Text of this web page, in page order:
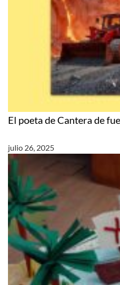
El poeta de Cantera de
julio 26, 2025